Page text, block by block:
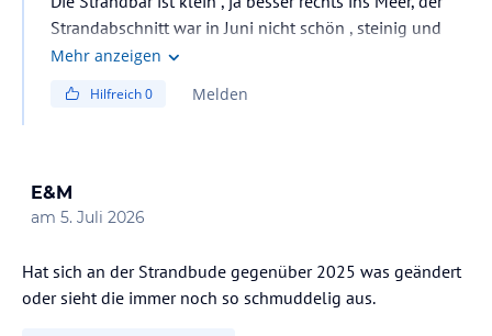
Strandabschnitt war in Juni nicht schön , steinig und
dreckig. Wir waren nur einen Tag am Strand weil es uns
Mehr anzeigen
Hilfreich0 Melden
E&M
am 5. Juli 2026
Hat sich an der Strandbude gegenüber 2025 was geändert